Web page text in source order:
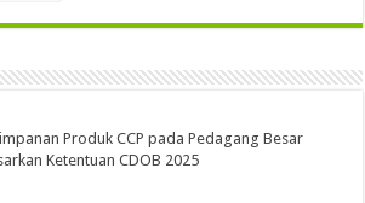
Produk CCP pada Pedagang Besar
Ketentuan CDOB 2025